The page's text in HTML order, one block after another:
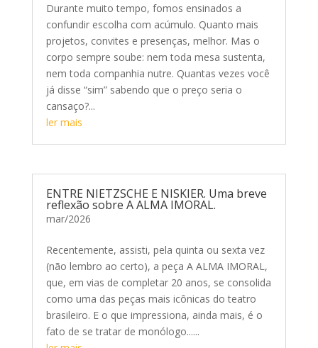
Durante muito tempo, fomos ensinados a
confundir escolha com acúmulo. Quanto mais
projetos, convites e presenças, melhor. Mas o
corpo sempre soube: nem toda mesa sustenta,
nem toda companhia nutre. Quantas vezes você
já disse “sim” sabendo que o preço seria o
cansaço?...
ler mais
ENTRE NIETZSCHE E NISKIER. Uma breve
reflexão sobre A ALMA IMORAL.
mar/2026
Recentemente, assisti, pela quinta ou sexta vez
(não lembro ao certo), a peça A ALMA IMORAL,
que, em vias de completar 20 anos, se consolida
como uma das peças mais icônicas do teatro
brasileiro. E o que impressiona, ainda mais, é o
fato de se tratar de monólogo......